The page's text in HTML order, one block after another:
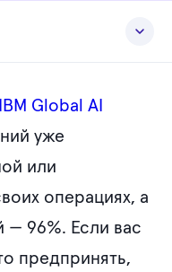
искусственному
Global AI
уже
или
операциях, а
— 96%. Если вас
предпринять,